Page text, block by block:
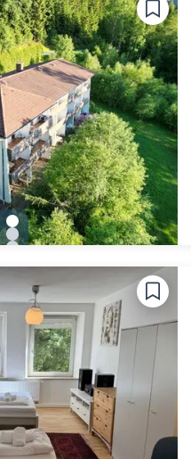
Zu Slide 5 wechseln
Zu Slide 6 wechseln
gallery.slide_selector
Zu Slide 1 wechseln
Zu Slide 2 wechseln
Zu Slide 4 wechseln
Zu Slide 5 wechseln
Zu Slide 6 wechseln